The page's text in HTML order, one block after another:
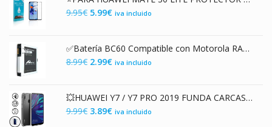
era:
8.99€.
es:
4.99€.
9.95€ El
era:
9.95€.
5.99€El
es:
5.99€.
iva incluido
✅Batería BC60 Compatible con Motorola RAZR V3X y más Modelos
8.99€ El
era:
8.99€.
2.99€El
es:
2.99€.
iva incluido
💥HUAWEI Y7 / Y7 PRO 2019 FUNDA CARCASA DOBLE TRANSPARENTE CON PROTECCION TOTAL 360º
9.99€ El
3.89€Eliva incluido